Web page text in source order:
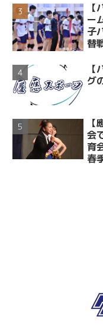
ー
子
替
グ
会
育
春